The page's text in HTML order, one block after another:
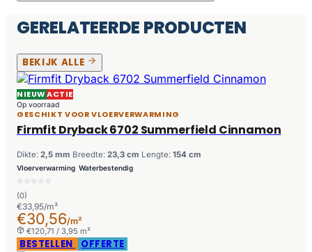
GERELATEERDE PRODUCTEN
BEKIJK ALLE
NIEUWACTIE
Op voorraad
GESCHIKT VOOR VLOERVERWARMING
Firmfit Dryback 6702 Summerfield Cinnamon
Dikte: 2,5 mm Breedte: 23,3 cm Lengte: 154 cm
Vloerverwarming Waterbestendig
(0)
€33,95/m²
€30,56/m²
€120,71 / 3,95 m²
BESTELLEN OFFERTE